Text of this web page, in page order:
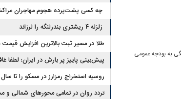
به بودجه عمومی
بازنشستگان تامین اجتماعی
چه کسی پشت‌پرده هجوم مهاجران
زلزله ۴ ریشتری بندرلنگه را لرزاند
طلا در مسیر ثبت بالاترین افزایش
پیش‌بینی پاییز پر بارش در ایران؛ لطفا
روسیه استخراج رمزارز در مسکو را تا سال ۲۰۳۲ ممنوع کرد
تردد روان در تمامی محورهای شمالی و